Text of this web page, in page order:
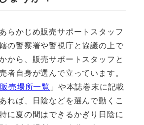
らかじめ販売サポートスタッフ
の警察署や警視庁と協議の上で
から、販売サポートスタッフと
者自身が選んで立っています。
販売場所一覧 」や本誌巻末に記載
れば、日陰などを選んで動くこ
に夏の間はできるかぎり日陰に